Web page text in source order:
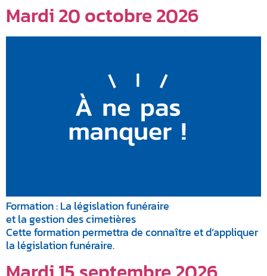
Mardi 20 octobre 2026
Formation : La législation funéraire
et la gestion des cimetières
Cette formation permettra de connaître et d’appliquer
la législation funéraire.